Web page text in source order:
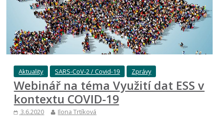
Aktuality SARS-CoV-2 / Covid-19 Zprávy
Webinář na téma Využití dat ESS v
kontextu COVID-19
3.6.2020 Ilona Trtíková